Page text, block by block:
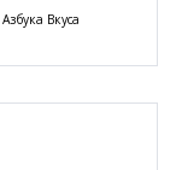
Вкуса